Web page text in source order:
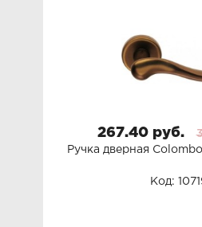
267.40 руб.
Ручка дверная
Код: